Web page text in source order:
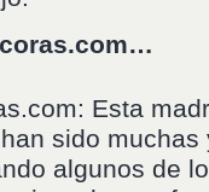
Esta
sido
algunos de